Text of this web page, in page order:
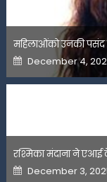
महिलाओंको उनकी पसंद
Posted
on
December 4,
रश्मिका मंदाना ने एआई
Posted
on
December 3,